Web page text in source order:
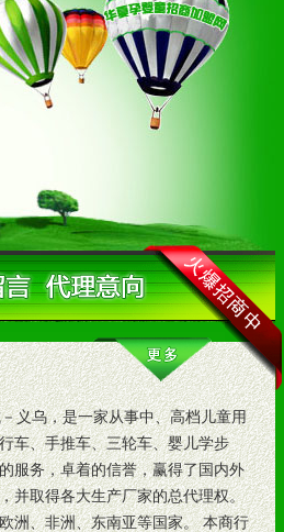
义乌，是一家从事中、高档儿童用
车、手推车、三轮车、婴儿学步
服务，卓着的信誉，赢得了国内外
并取得各大生产厂家的总代理权。
洲、非洲、东南亚等国家。 本商行